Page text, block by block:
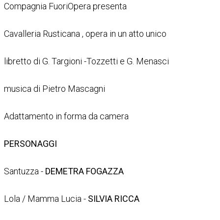
Compagnia FuoriOpera presenta
Cavalleria Rusticana , opera in un atto unico
libretto di G. Targioni -Tozzetti e G. Menasci
musica di Pietro Mascagni
Adattamento in forma da camera
PERSONAGGI
Santuzza - DEMETRA FOGAZZA
Lola / Mamma Lucia - SILVIA RICCA